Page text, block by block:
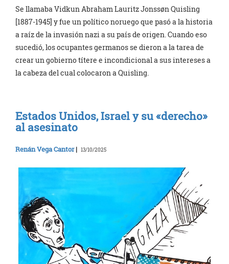
Se llamaba Vidkun Abraham Lauritz Jonssøn Quisling
[1887-1945] y fue un político noruego que pasó a la historia
a raíz de la invasión nazi a su país de origen. Cuando eso
sucedió, los ocupantes germanos se dieron a la tarea de
crear un gobierno títere e incondicional a sus intereses a
la cabeza del cual colocaron a Quisling.
Estados Unidos, Israel y su «derecho»
al asesinato
Renán Vega Cantor| 13/10/2025